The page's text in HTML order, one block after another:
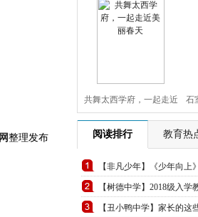
整理发布
研玉林小学食品安全
共舞太西学府，一起走近
美丽春天
石
阅读排行 教育热
【非凡少年】《少年向上
员选拔复试在麦鲁小城举
【树德中学】2018级入学
报表演掠影
【丑小鸭中学】家长的这